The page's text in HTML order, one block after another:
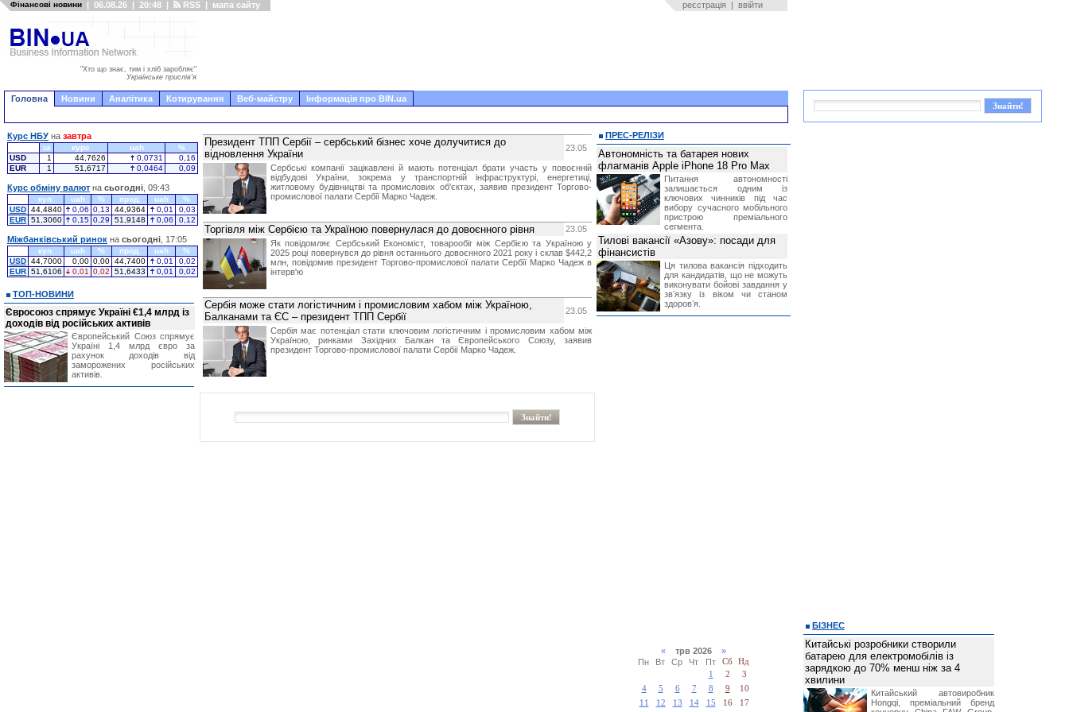
Фінансові новини | 06.08.26 | 20:48 | RSS | мапа сайту реєстрація | ввійти
"Хто що знає, тим і хліб заробляє"
Українське прислів'я
Головна Новини Аналітика Котирування Веб-майстру Інформація про BIN.ua
Президент ТПП Сербії – сербський бізнес хоче долучитися до
відновлення України
23.05
Сербські компанії зацікавлені й мають потенціал брати участь у повоєнній
відбудові України, зокрема у транспортній інфраструктурі, енергетиці,
житловому будівництві та промислових об'єктах, заявив президент Торгово-
промислової палати Сербії Марко Чадеж.
Торгівля між Сербією та Україною повернулася до довоєнного рівня
23.05
Як повідомляє Сербський Економіст, товарообіг між Сербією та Україною у
2025 році повернувся до рівня останнього довоєнного 2021 року і склав $442,2
млн, повідомив президент Торгово-промислової палати Сербії Марко Чадеж в
інтерв'ю
Сербія може стати логістичним і промисловим хабом між Україною,
Балканами та ЄС – президент ТПП Сербії
23.05
Сербія має потенціал стати ключовим логістичним і промисловим хабом між
Україною, ринками Західних Балкан та Європейського Союзу, заявив
президент Торгово-промислової палати Сербії Марко Чадеж.
Курс НБУ на завтра
за курс uah
%
USD
1 44,7626 0,0731
0,16
EUR
1 51,6717 0,0464 0,09
Курс обміну валют на сьогодні , 09:43
куп. uah % прод. uah
%
USD 44,4840 0,06 0,13 44,9364 0,01
0,03
EUR 51,3060 0,15 0,29 51,9148 0,06 0,12
Міжбанківський ринок на сьогодні , 17:05
куп. uah % прод. uah
%
USD 44,7000 0,00 0,00 44,7400 0,01
0,02
EUR 51,6106 0,01 0,02 51,6433 0,01 0,02
ТОП-НОВИНИ
Євросоюз спрямує Україні €1,4 млрд із
доходів від російських активів
Європейський Союз спрямує
Україні 1,4 млрд євро за
рахунок доходів від
заморожених російських
активів.
ПРЕС-РЕЛІЗИ
Автономність та батарея нових
флагманів Apple iPhone 18 Pro Max
Питання автономності
залишається одним із
ключових чинників під час
вибору сучасного мобільного
пристрою преміального
сегмента.
Тилові вакансії «Азову»: посади для
фінансистів
Ця тилова вакансія підходить
для кандидатів, що не можуть
виконувати бойові завдання у
звʼязку із віком чи станом
здоровʼя.
« трв 2026 »
Пн
Вт Ср Чт Пт Сб
Нд
1
2
3
4
5 6 7 8 9
10
11
12 13 14 15 16
17
БІЗНЕС
Китайські розробники створили
батарею для електромобілів із
зарядкою до 70% менш ніж за 4
хвилини
Китайський автовиробник
Hongqi, преміальний бренд